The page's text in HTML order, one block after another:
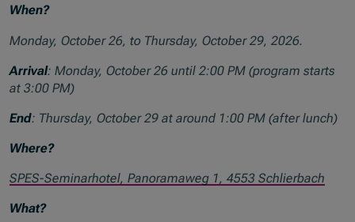
When?
Monday, October 26, to Thursday, October 29, 2026.
Arrival: Monday, October 26 until 2:00 PM (program starts
at 3:00 PM)
End: Thursday, October 29 at around 1:00 PM (after lunch)
Where?
SPES-Seminarhotel, Panoramaweg 1, 4553 Schlierbach
What?